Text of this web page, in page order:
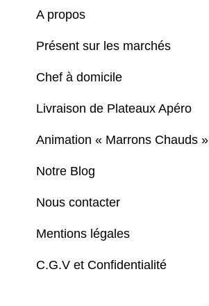
A propos
Présent sur les marchés
Chef à domicile
Livraison de Plateaux Apéro
Animation « Marrons Chauds »
Notre Blog
Nous contacter
Mentions légales
C.G.V et Confidentialité